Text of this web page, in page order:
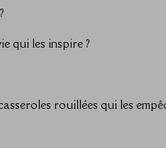
qui les inspire ?
rouillées qui les